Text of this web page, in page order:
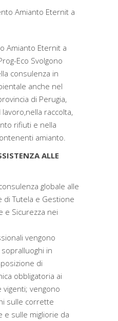
Amianto Eternit a
Eco Svolgono
consulenza in
anche nel
di Perugia,
raccolta,
rifiuti e nella
amianto.
ALLE
globale alle
di Tutela e Gestione
e Sicurezza nei
vengono
in
di
obbligatoria ai
vengono
sulle corrette
e sulle migliorie da